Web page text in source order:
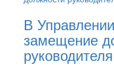
В
замещение